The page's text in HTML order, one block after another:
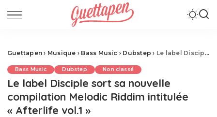
Guettapen › Musique › Bass Music › Dubstep › Le label Disciple sort sa nouvelle compilation Melodic Riddim intitulée « Afterlife vol.1 »
Bass Music Dubstep Non classé
Le label Disciple sort sa nouvelle
compilation Melodic Riddim intitulée
« Afterlife vol.1 »